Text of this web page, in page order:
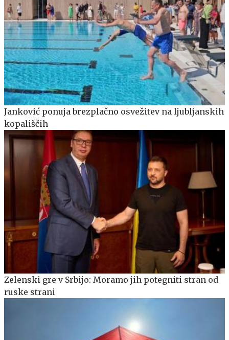
Janković ponuja brezplačno osvežitev na ljubljanskih
kopališčih
Zelenski gre v Srbijo: Moramo jih potegniti stran od
ruske strani